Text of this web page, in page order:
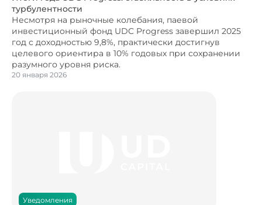
турбулентности
Несмотря на рыночные колебания, паевой
инвестиционный фонд UDC Progress завершил 2025
год с доходностью 9,8%, практически достигнув
целевого ориентира в 10% годовых при сохранении
разумного уровня риска.
20 января 2026
Уведомления